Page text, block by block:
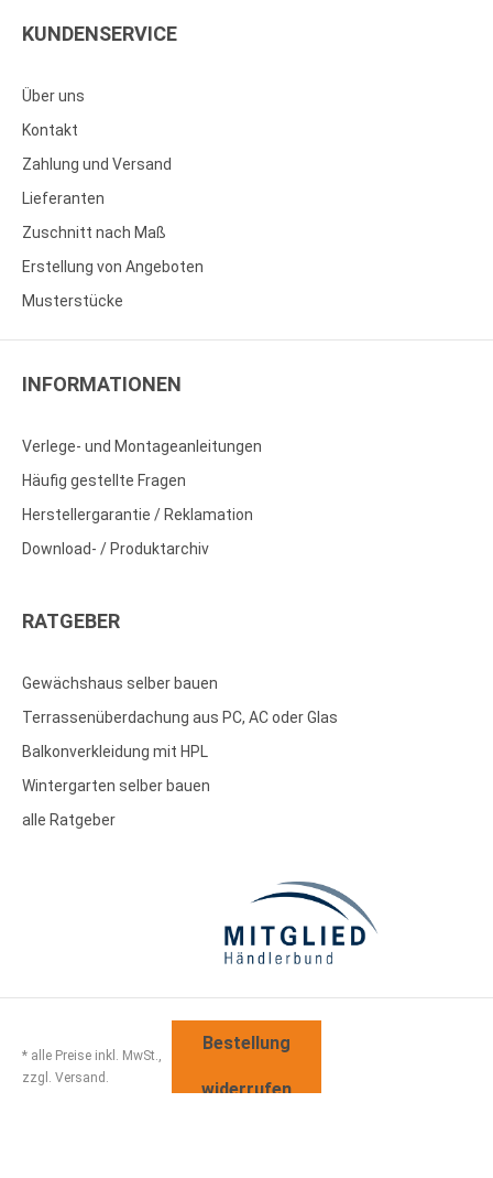
KUNDENSERVICE
Über uns
Kontakt
Zahlung und Versand
Lieferanten
Zuschnitt nach Maß
Erstellung von Angeboten
Musterstücke
INFORMATIONEN
Verlege- und Montageanleitungen
Häufig gestellte Fragen
Herstellergarantie / Reklamation
Download- / Produktarchiv
RATGEBER
Gewächshaus selber bauen
Terrassenüberdachung aus PC, AC oder Glas
Balkonverkleidung mit HPL
Wintergarten selber bauen
alle Ratgeber
* alle Preise inkl. MwSt.,
zzgl. Versand.
Bestellung
widerrufen